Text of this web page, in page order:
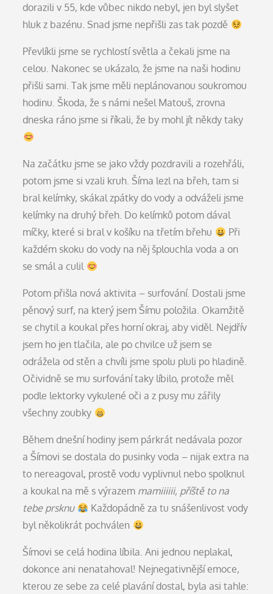
dorazili v 55, kde vůbec nikdo nebyl, jen byl slyšet
hluk z bazénu. Snad jsme nepřišli zas tak pozdě
Převlíkli jsme se rychlostí světla a čekali jsme na
celou. Nakonec se ukázalo, že jsme na naši hodinu
přišli sami. Tak jsme měli neplánovanou soukromou
hodinu. Škoda, že s námi nešel Matouš, zrovna
dneska ráno jsme si říkali, že by mohl jít někdy taky
Na začátku jsme se jako vždy pozdravili a rozehřáli,
potom jsme si vzali kruh. Šíma lezl na břeh, tam si
bral kelímky, skákal zpátky do vody a odváželi jsme
kelímky na druhý břeh. Do kelímků potom dával
míčky, které si bral v košíku na třetím břehu
Při
každém skoku do vody na něj šplouchla voda a on
se smál a culil
Potom přišla nová aktivita – surfování. Dostali jsme
pěnový surf, na který jsem Šímu položila. Okamžitě
se chytil a koukal přes horní okraj, aby viděl. Nejdřív
jsem ho jen tlačila, ale po chvilce už jsem se
odrážela od stěn a chvíli jsme spolu pluli po hladině.
Očividně se mu surfování taky líbilo, protože měl
podle lektorky vykulené oči a z pusy mu zářily
všechny zoubky
Během dnešní hodiny jsem párkrát nedávala pozor
a Šímovi se dostala do pusinky voda – nijak extra na
to nereagoval, prostě vodu vyplivnul nebo spolknul
a koukal na mě s výrazem mamiiiiii, příště to na
tebe prsknu
Každopádně za tu snášenlivost vody
byl několikrát pochválen
Šímovi se celá hodina líbila. Ani jednou neplakal,
dokonce ani nenatahoval! Nejnegativnější emoce,
kterou ze sebe za celé plavání dostal, byla asi tahle: